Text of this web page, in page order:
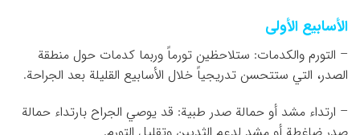
الأسابيع الأولى
– التورم والكدمات: ستلاحظين تورماً وربما كدمات حول منطقة
الصدر، التي ستتحسن تدريجياً خلال الأسابيع القليلة بعد الجراحة.
– ارتداء مشد أو حمالة صدر طبية: قد يوصي الجراح بارتداء حمالة